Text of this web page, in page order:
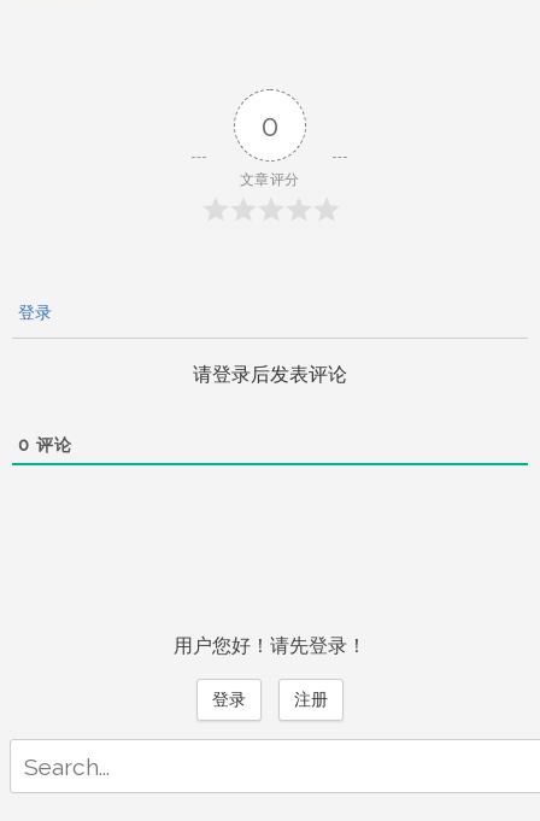
0
文章评分
登录
请登录后发表评论
0 评论
用户您好！请先登录！
登录 注册
for: